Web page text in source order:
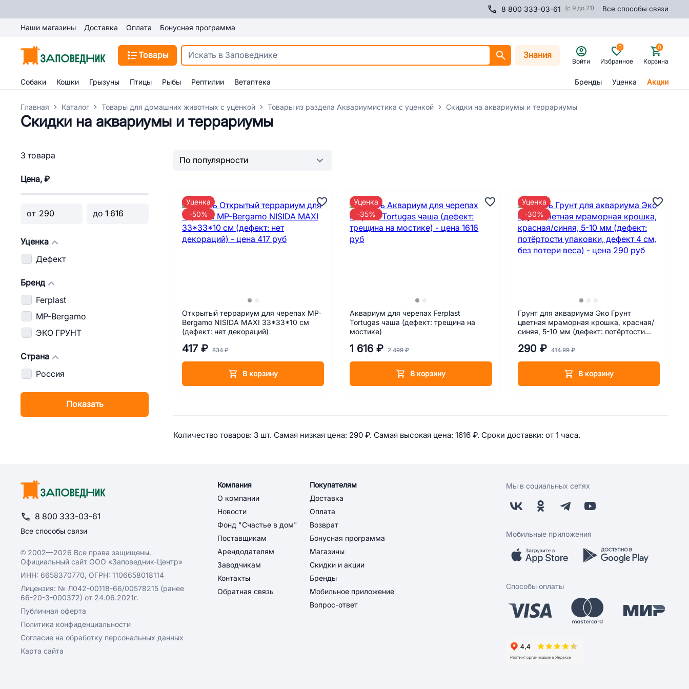
8 800 333-03-61 (с 9 до 21) Все способы связи
Наши магазины Доставка Оплата Бонусная программа
Товары Знания
Войти Избранное
0
Корзина
0
Собаки Кошки Грызуны Птицы Рыбы Рептилии Ветаптека Бренды Уценка Акции
Главная Каталог Товары для домашних животных с уценкой Товары из раздела Аквариумистика с уценкой Скидки на аквариумы и террариумы
Скидки на аквариумы и террариумы
3 товара
Цена, ₽
от до
Уценка
Дефект
Бренд
Ferplast
MP-Bergamo
ЭКО ГРУНТ
Страна
Россия
Показать
Открытый террариум для черепах MP-
Bergamo NISIDA MAXI 33*33*10 cм
(дефект: нет декораций)
417 ₽ 834 ₽
В корзину
Уценка
-50%
Аквариум для черепах Ferplast
Tortugas чаша (дефект: трещина на
мостике)
1 616 ₽ 2 499 ₽
В корзину
Уценка
-35%
Грунт для аквариума Эко Грунт
цветная мраморная крошка, красная/
синяя, 5-10 мм (дефект: потёртости
веса)
290 ₽ 414.99 ₽
В корзину
Уценка
-30%
Сводная информация по категории: Скидки на аквариумы и террариумы
Количество товаров: 3 шт. Самая низкая цена: 290 ₽. Самая высокая цена: 1616 ₽. Сроки доставки: от 1 часа.
8 800 333-03-61
Все способы связи
© 2002—2026 Все права защищены.
Официальный сайт ООО «Заповедник-Центр»
ИНН: 6658370770, ОГРН: 1106658018114
Лицензия: № Л042-00118-66/00578215 (ранее
66-20-3-000372) от 24.06.2021г.
Публичная оферта
Политика конфиденциальности
Согласие на обработку персональных данных
Карта сайта
Компания
О компании
Новости
Фонд "Счастье в дом"
Поставщикам
Арендодателям
Заводчикам
Контакты
Обратная связь
Покупателям
Доставка
Оплата
Возврат
Бонусная программа
Магазины
Скидки и акции
Бренды
Мобильное приложение
Вопрос-ответ
Мы в социальных сетях
Мобильные приложения
Способы оплаты